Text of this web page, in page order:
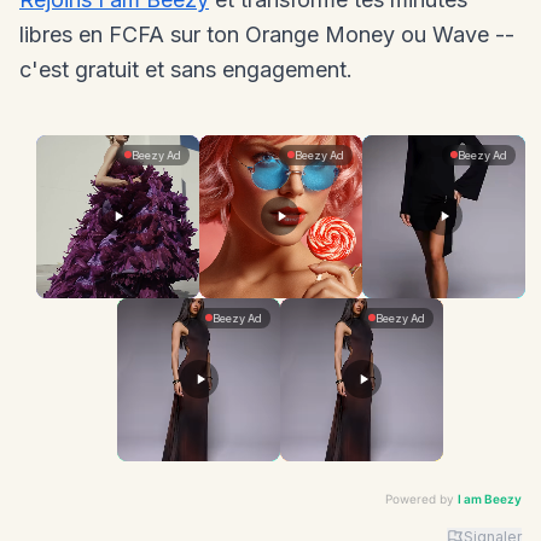
libres en FCFA sur ton Orange Money ou Wave --
c'est gratuit et sans engagement.
Powered by I am Beezy
Signaler